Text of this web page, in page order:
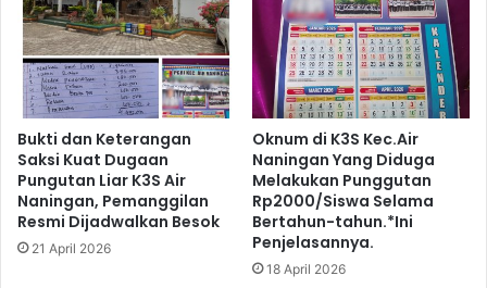
Bukti dan Keterangan
Saksi Kuat Dugaan
Pungutan Liar K3S Air
Naningan, Pemanggilan
Resmi Dijadwalkan Besok
21 April 2026
Oknum di K3S Kec.Air
Naningan Yang Diduga
Melakukan Punggutan
Rp2000/Siswa Selama
Bertahun-tahun.*Ini
Penjelasannya.
18 April 2026